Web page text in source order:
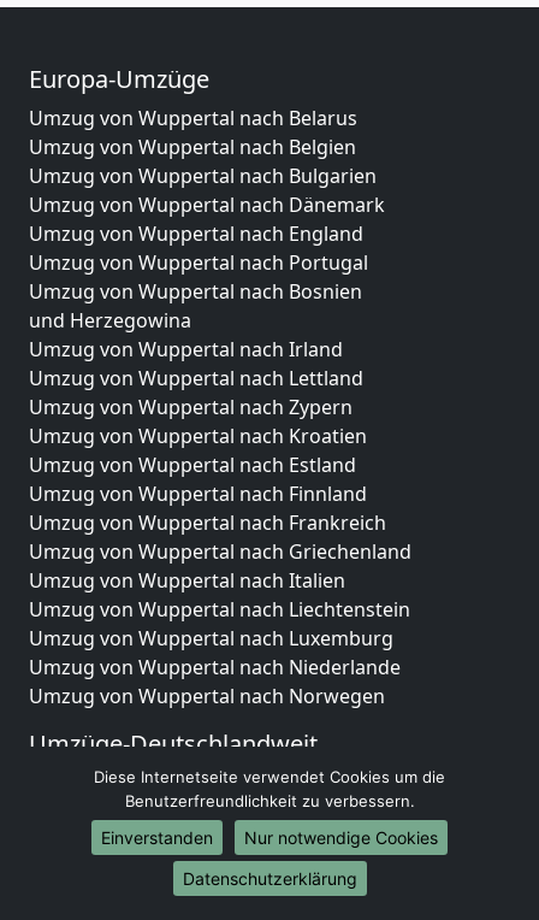
Europa-Umzüge
Umzug von Wuppertal nach Belarus
Umzug von Wuppertal nach Belgien
Umzug von Wuppertal nach Bulgarien
Umzug von Wuppertal nach Dänemark
Umzug von Wuppertal nach England
Umzug von Wuppertal nach Portugal
Umzug von Wuppertal nach Bosnien
und Herzegowina
Umzug von Wuppertal nach Irland
Umzug von Wuppertal nach Lettland
Umzug von Wuppertal nach Zypern
Umzug von Wuppertal nach Kroatien
Umzug von Wuppertal nach Estland
Umzug von Wuppertal nach Finnland
Umzug von Wuppertal nach Frankreich
Umzug von Wuppertal nach Griechenland
Umzug von Wuppertal nach Italien
Umzug von Wuppertal nach Liechtenstein
Umzug von Wuppertal nach Luxemburg
Umzug von Wuppertal nach Niederlande
Umzug von Wuppertal nach Norwegen
Umzüge-Deutschlandweit
Umzug von Wuppertal nach Berlin
Umzug von Wuppertal nach Hamburg
Umzug von Wuppertal nach München
Umzug von Wuppertal nach Köln
Umzug von Wuppertal nach Frankfurt am Main
Diese Internetseite verwendet Cookies um die
Benutzerfreundlichkeit zu verbessern.
Einverstanden
Nur notwendige Cookies
Datenschutzerklärung